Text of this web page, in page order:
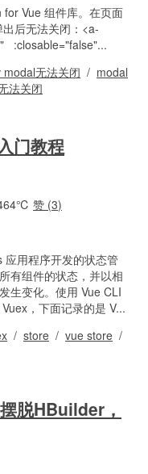
Vue 组件库。在页面
后无法关闭：<a-
:closable="false"...
modal无法关闭 / modal
法关闭
门教程
赞 (3)
应用程序开发的状态管
有组件的状态，并以相
生变化。使用 Vue CLI
，下面记录的是 V...
/ store / vue store /
脱HBuilder，